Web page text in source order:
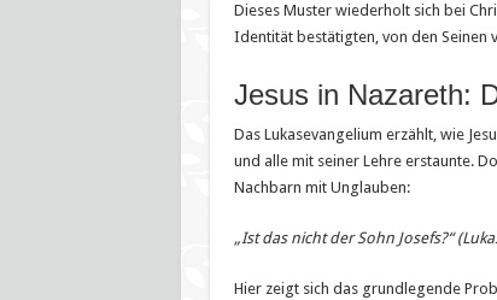
Dieses Muster wiederholt sich bei
Identität bestätigten, von den Seinen
Jesus in Nazareth:
Das Lukasevangelium erzählt, wie
und alle mit seiner Lehre erstaunte.
Nachbarn mit Unglauben:
„Ist das nicht der Sohn Josefs?“
Hier zeigt sich das grundlegende